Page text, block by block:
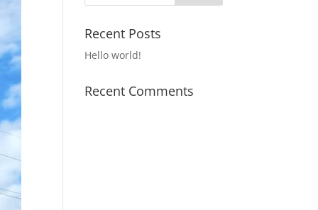
Recent Posts
Hello world!
Recent Comments